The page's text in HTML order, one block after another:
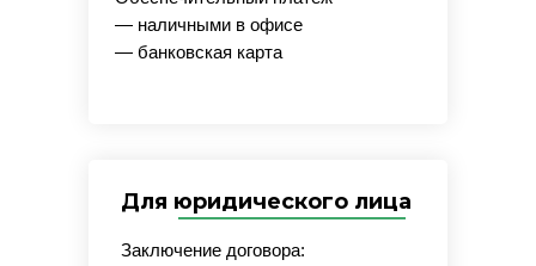
Для юридического лица
— наличными в офисе
— банковская карта
Заключение договора: